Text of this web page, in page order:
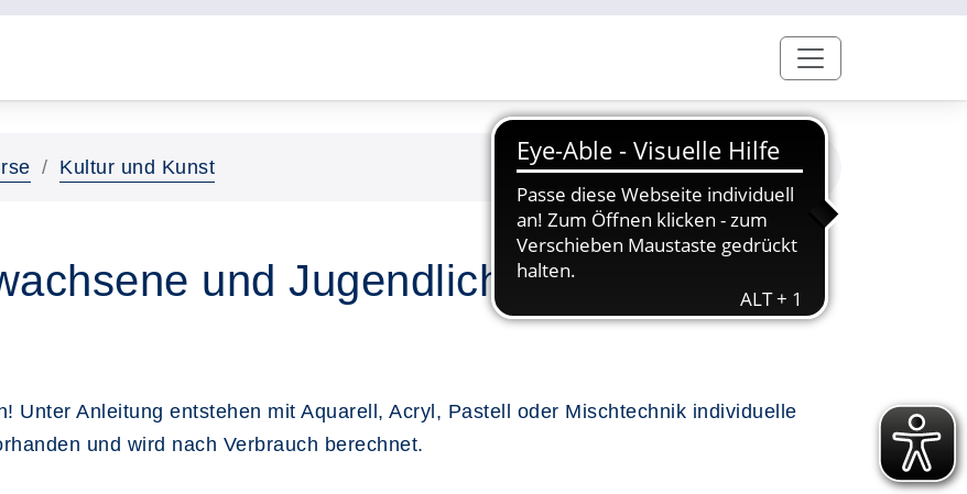
Kultur und Kunst
und Jugendliche Ausprobieren
Unter Anleitung entstehen mit Aquarell, Acryl, Pastell oder Mischtechnik individuelle
und wird nach Verbrauch berechnet.